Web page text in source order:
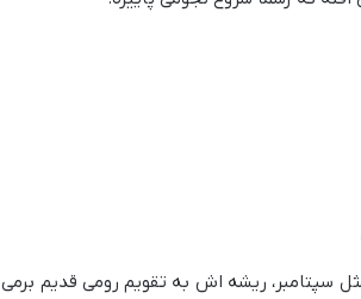
سپتامبر، ریشه اش به تقویم رومی قدیم برمی